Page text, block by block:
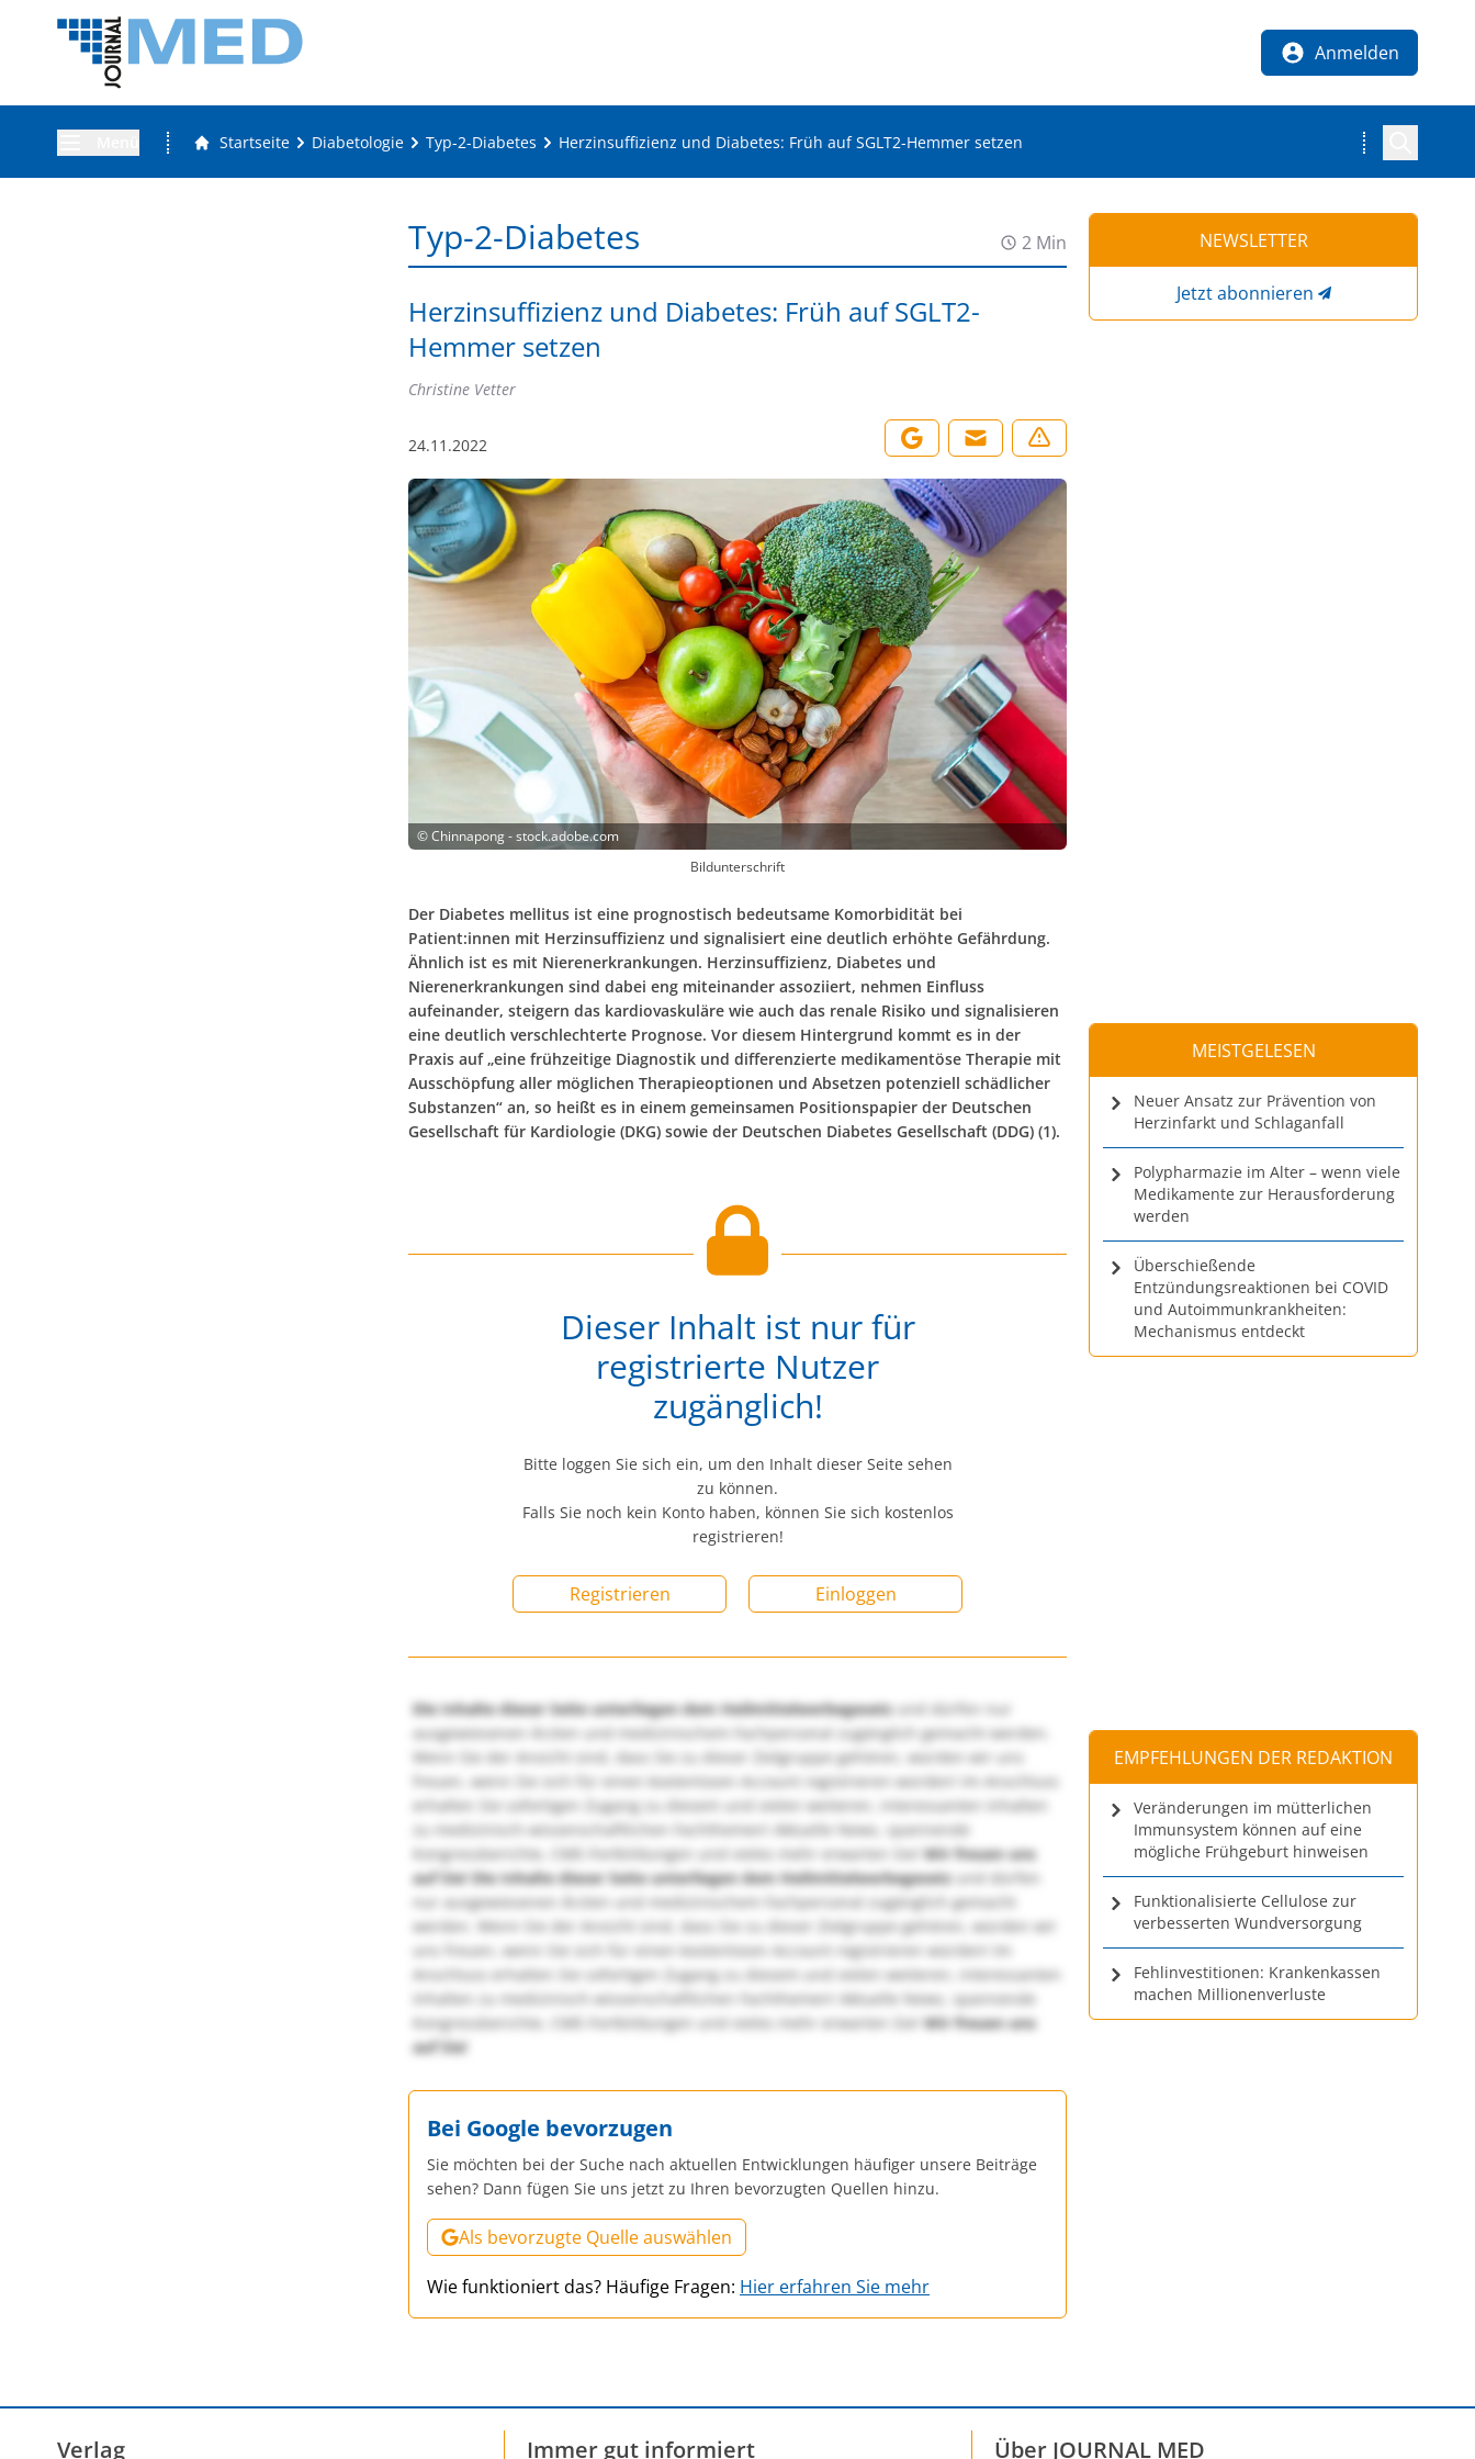
Anmelden
Startseite Diabetologie Typ-2-Diabetes Herzinsuffizienz und Diabetes: Früh auf SGLT2-Hemmer setzen
Typ-2-Diabetes 2 Min
Herzinsuffizienz und Diabetes: Früh auf SGLT2-
Hemmer setzen
Christine Vetter
24.11.2022
©Chinnapong - stock.adobe.com
Bildunterschrift
Der Diabetes mellitus ist eine prognostisch bedeutsame Komorbidität bei
Patient:innen mit Herzinsuffizienz und signalisiert eine deutlich erhöhte Gefährdung.
Ähnlich ist es mit Nierenerkrankungen. Herzinsuffizienz, Diabetes und
Nierenerkrankungen sind dabei eng miteinander assoziiert, nehmen Einfluss
aufeinander, steigern das kardiovaskuläre wie auch das renale Risiko und signalisieren
eine deutlich verschlechterte Prognose. Vor diesem Hintergrund kommt es in der
Praxis auf „eine frühzeitige Diagnostik und differenzierte medikamentöse Therapie mit
Ausschöpfung aller möglichen Therapieoptionen und Absetzen potenziell schädlicher
Substanzen“ an, so heißt es in einem gemeinsamen Positionspapier der Deutschen
Gesellschaft für Kardiologie (DKG) sowie der Deutschen Diabetes Gesellschaft (DDG) (1).
Dieser Inhalt ist nur für
registrierte Nutzer
zugänglich!
Bitte loggen Sie sich ein, um den Inhalt dieser Seite sehen
zu können.
Falls Sie noch kein Konto haben, können Sie sich kostenlos
registrieren!
Registrieren Einloggen
Die Inhalte dieser Seite unterliegen dem Heilmittelwerbegesetzund dürfen nur
ausgewiesenen Ärzten und medizinischem Fachpersonal zugänglich gemacht werden.
Wenn Sie der Ansicht sind, dass Sie zu dieser Zielgruppe gehören, würden wir uns
freuen, wenn Sie sich für einen kostenlosen Account registrieren würden! Im Anschluss
erhalten Sie sofortigen Zugang zu diesem und vielen weiteren, interessanten Inhalten
zu medizinisch-wissenschaftlichen Fachthemen! Aktuelle News, spannende
Kongressberichte, CME-Fortbildungen und vieles mehr erwarten Sie!Wir freuen uns
auf Sie! Die Inhalte dieser Seite unterliegen dem Heilmittelwerbegesetzund dürfen
nur ausgewiesenen Ärzten und medizinischem Fachpersonal zugänglich gemacht
werden. Wenn Sie der Ansicht sind, dass Sie zu dieser Zielgruppe gehören, würden wir
uns freuen, wenn Sie sich für einen kostenlosen Account registrieren würden! Im
Anschluss erhalten Sie sofortigen Zugang zu diesem und vielen weiteren, interessanten
Inhalten zu medizinisch-wissenschaftlichen Fachthemen! Aktuelle News, spannende
Kongressberichte, CME-Fortbildungen und vieles mehr erwarten Sie! Wir freuen uns
auf Sie!
Bei Google bevorzugen
Sie möchten bei der Suche nach aktuellen Entwicklungen häufiger unsere Beiträge
sehen? Dann fügen Sie uns jetzt zu Ihren bevorzugten Quellen hinzu.
Als bevorzugte Quelle auswählen
Wie funktioniert das? Häufige Fragen: Hier erfahren Sie mehr
NEWSLETTER
Jetzt abonnieren
MEISTGELESEN
Neuer Ansatz zur Prävention von
Herzinfarkt und Schlaganfall
Polypharmazie im Alter – wenn viele
Medikamente zur Herausforderung
werden
Überschießende
Entzündungsreaktionen bei COVID
und Autoimmunkrankheiten:
Mechanismus entdeckt
EMPFEHLUNGEN DER REDAKTION
Veränderungen im mütterlichen
Immunsystem können auf eine
mögliche Frühgeburt hinweisen
Funktionalisierte Cellulose zur
verbesserten Wundversorgung
Fehlinvestitionen: Krankenkassen
machen Millionenverluste
Verlag Immer gut informiert Über JOURNAL MED